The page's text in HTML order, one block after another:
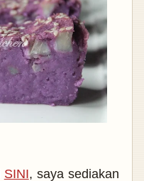
SINI, saya sediakan